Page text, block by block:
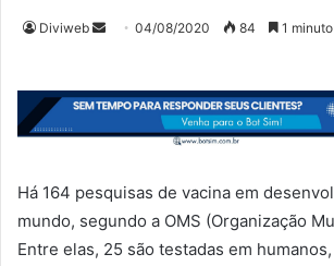
Diviweb
Mande
mail
04/08/2020 84 1
Há 164 pesquisas de vacina em
mundo, segundo a OMS (Organização
Entre elas, 25 são testadas em